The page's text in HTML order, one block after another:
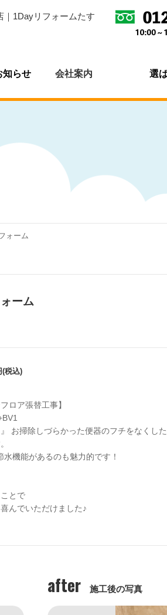
｜1Dayリフォームたす
知らせ 会社案内 選
ォーム
ーム
(税込)
ロア張替工事】
お掃除しづらかった便器のフチをなくし
機能があるのも魅力的です！
とで
んでいただけました♪
after 施工後の写真